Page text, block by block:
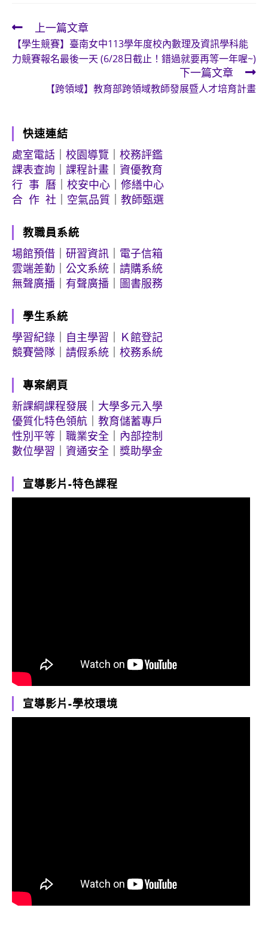
Read
more
articles
上一篇文章
【學生競賽】臺南女中113學年度校內數理及資訊學科能
力競賽報名最後一天 (6/28日截止！錯過就要再等一年喔~)
下一篇文章
【跨領域】教育部跨領域教師發展暨人才培育計畫
快速連結
處室電話
校園導覽
校務評鑑
課表查詢
課程計畫
資優教育
行 事 曆
校安中心
修繕中心
合 作 社
空氣品質 教師甄選
教職員系統
場館預借
研習資訊
電子信箱
雲端差勤
公文系統
請購系統
無聲廣播
有聲廣播 圖書服務
學生系統
學習紀錄
自主學習
Ｋ館登記
競賽營隊
請假系統 校務系統
專案網頁
新課綱課程發展
大學多元入學
優質化特色領航
教育儲蓄專戶
性別平等
職業安全
內部控制
數位學習
資通安全 獎助學金
宣導影片-特色課程
宣導影片-學校環境